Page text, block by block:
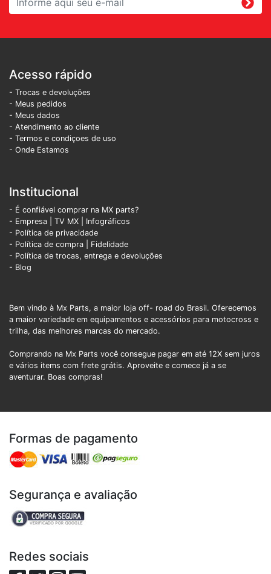
Acesso rápido
- Trocas e devoluções
- Meus pedidos
- Meus dados
- Atendimento ao cliente
- Termos e condiçoes de uso
- Onde Estamos
Institucional
- É confiável comprar na MX parts?
- Empresa
TV MX
Infográficos
- Política de privacidade
- Política de compra | Fidelidade
- Política de trocas, entrega e devoluções
- Blog
Bem vindo à Mx Parts, a maior loja off- road do Brasil. Oferecemos
a maior variedade em equipamentos e acessórios para motocross e
trilha, das melhores marcas do mercado.
Comprando na Mx Parts você consegue pagar em até 12X sem juros
e vários items com frete grátis. Aproveite e comece já a se
aventurar. Boas compras!
Formas de pagamento
Segurança e avaliação
Redes sociais